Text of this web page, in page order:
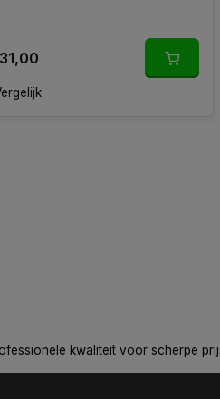
kwaliteit voor scherpe